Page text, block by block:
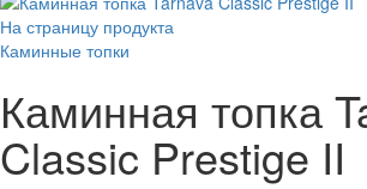
На страницу продукта
Каминные топки
Каминная топка
Classic Prestige II